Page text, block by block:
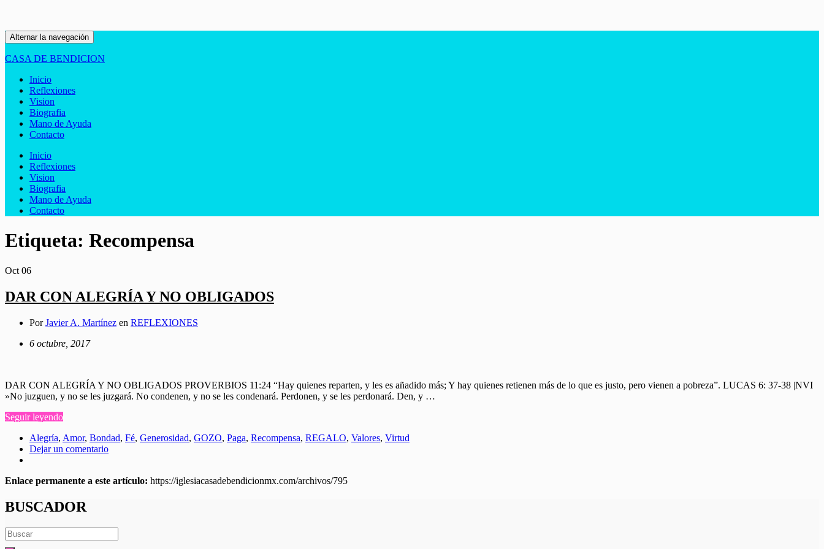
Alternar la navegación
CASA DE BENDICION
Inicio
Reflexiones
Vision
Biografia
Mano de Ayuda
Contacto
Inicio
Reflexiones
Vision
Biografia
Mano de Ayuda
Contacto
Etiqueta: Recompensa
Oct 06
DAR CON ALEGRÍA Y NO OBLIGADOS
PorJavier A. Martínez en REFLEXIONES
6 octubre, 2017
DAR CON ALEGRÍA Y NO OBLIGADOS PROVERBIOS 11:24 “Hay quienes reparten, y les es añadido más; Y hay quienes retienen más de lo que es justo, pero vienen a pobreza”. LUCAS 6: 37-38 |NVI
»No juzguen, y no se les juzgará. No condenen, y no se les condenará. Perdonen, y se les perdonará. Den, y …
Seguir leyendo
Alegría, Amor, Bondad, Fé, Generosidad, GOZO, Paga, Recompensa, REGALO, Valores, Virtud
Dejar un comentario
Enlace permanente a este artículo: https://iglesiacasadebendicionmx.com/archivos/795
BUSCADOR
Search
for: